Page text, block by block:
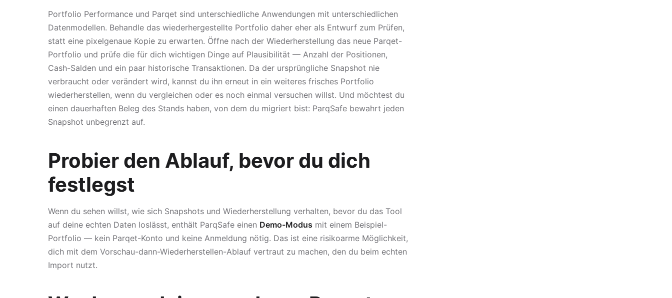
Portfolio Performance und Parqet sind unterschiedliche Anwendungen mit unterschiedlichen
Datenmodellen. Behandle das wiederhergestellte Portfolio daher eher als Entwurf zum Prüfen,
statt eine pixelgenaue Kopie zu erwarten. Öffne nach der Wiederherstellung das neue Parqet-
Portfolio und prüfe die für dich wichtigen Dinge auf Plausibilität — Anzahl der Positionen,
Cash-Salden und ein paar historische Transaktionen. Da der ursprüngliche Snapshot nie
verbraucht oder verändert wird, kannst du ihn erneut in ein weiteres frisches Portfolio
wiederherstellen, wenn du vergleichen oder es noch einmal versuchen willst. Und möchtest du
einen dauerhaften Beleg des Stands haben, von dem du migriert bist: ParqSafe bewahrt jeden
Snapshot unbegrenzt auf.
Probier den Ablauf, bevor du dich
festlegst
Wenn du sehen willst, wie sich Snapshots und Wiederherstellung verhalten, bevor du das Tool
auf deine echten Daten loslässt, enthält ParqSafe einen Demo-Modus mit einem Beispiel-
Portfolio — kein Parqet-Konto und keine Anmeldung nötig. Das ist eine risikoarme Möglichkeit,
dich mit dem Vorschau-dann-Wiederherstellen-Ablauf vertraut zu machen, den du beim echten
Import nutzt.